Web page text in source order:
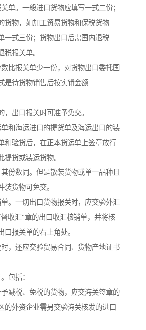
单。一般进口货物应填写一式二份；
货物，如加工贸易货物和保税货物
一式三份；货物出口后需国内退税
税报关单。
比报关单少一份，对货物出口委托国
是待货物销售后按实销金额
，出口报关时可准予免交。
和海运进口的提货单及海运出口的装
和验货后，在正本货运单上签章放行
提货或装运货物。
份数同。但是散装货物或单一品种且
装货物可免交。
。一切出口货物报关时，应交验外汇
收汇"章的出口收汇核销单，并将核
口报关单的右上角处。
，还应交验贸易合同、货物产地证书
包括：
减税、免税的货物，应交海关签章的
的外资企业需另交验海关核发的进口